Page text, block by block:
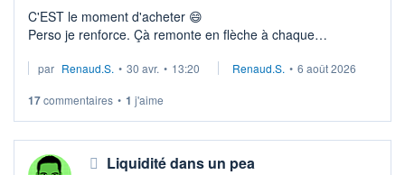
C'EST le moment d'acheter 😄​
Perso je renforce. Çà remonte en flèche à chaque
Investissement long terme tip top pour sa retraite.
par Renaud.S. • 30 avr. • 13:20 Renaud.S. • 6 août 2026
17commentaires • 1 j'aime
Liquidité dans un pea